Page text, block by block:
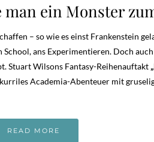
ein Monster
– so wie es einst Frankenstein
ans Experimentieren. Doch
Stuart Wilsons Fantasy-Reihenauftakt
Academia-Abenteuer mit
READ MORE